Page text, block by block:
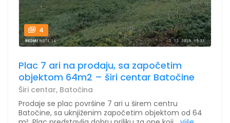
4
Plac 7 ari na prodaju, sa započetim
objektom 64m2 – širi centar Batočine
Širi centar, Batočina
Prodaje se plac površine 7 ari u širem centru
Batočine, sa uknjiženim započetim objektom od 64